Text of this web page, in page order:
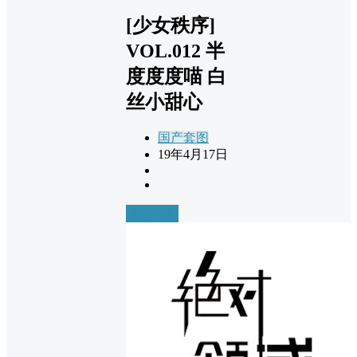
[少女秩序]
VOL.012 半
度度度喵 白
丝小甜心
国产套图
19年4月17日